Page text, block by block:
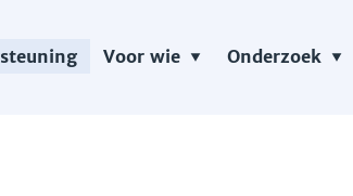
Voor wie Onderzoek